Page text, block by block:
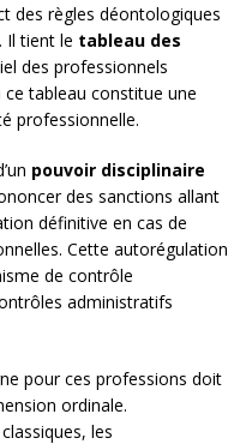
des règles déontologiques
Il tient le tableau des
des professionnels
ce tableau constitue une
professionnelle.
pouvoir disciplinaire
des sanctions allant
définitive en cas de
Cette autorégulation
de contrôle
administratifs
pour ces professions doit
ordinale.
les